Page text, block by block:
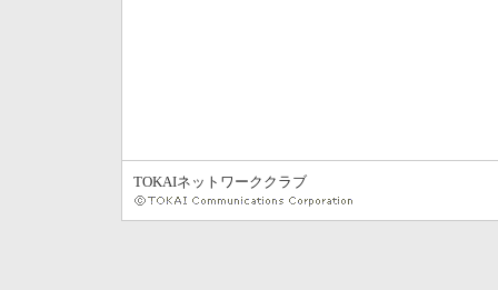
TOKAIネットワーククラブ